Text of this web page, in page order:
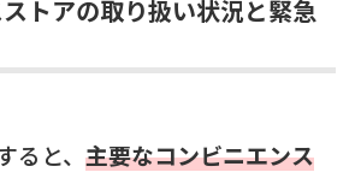
トアの取り扱い状況と緊急
と、 主要なコンビニエンス